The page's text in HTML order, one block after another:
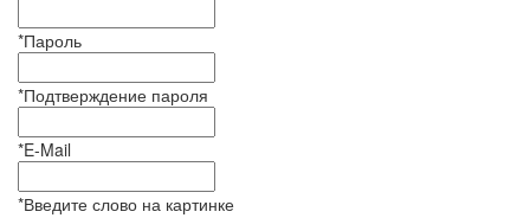
*Пароль
*Подтверждение пароля
*E-Mail
*Введите слово на картинке